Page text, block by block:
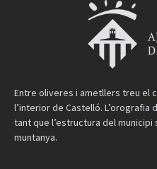
Entre oliveres i ametllers treu el
l’interior de Castelló. L’orografia
tant que l’estructura del municipi
muntanya.